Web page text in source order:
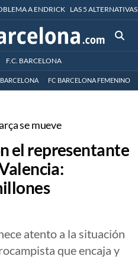
A ENDRICK LAS 5
F.C. BARCELONA
FC BARCELONA FEMENINO
se mueve
el representante
atento a la situación
que encaja y